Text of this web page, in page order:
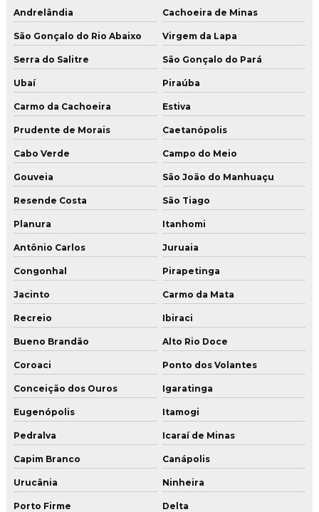
Andrelândia Cachoeira de Minas
São Gonçalo do Rio Abaixo Virgem da Lapa
Serra do Salitre São Gonçalo do Pará
Ubaí Piraúba
Carmo da Cachoeira Estiva
Prudente de Morais Caetanópolis
Cabo Verde Campo do Meio
Gouveia São João do Manhuaçu
Resende Costa São Tiago
Planura Itanhomi
Antônio Carlos Juruaia
Congonhal Pirapetinga
Jacinto Carmo da Mata
Recreio Ibiraci
Bueno Brandão Alto Rio Doce
Coroaci Ponto dos Volantes
Conceição dos Ouros Igaratinga
Eugenópolis Itamogi
Pedralva Icaraí de Minas
Capim Branco Canápolis
Urucânia Ninheira
Porto Firme Delta